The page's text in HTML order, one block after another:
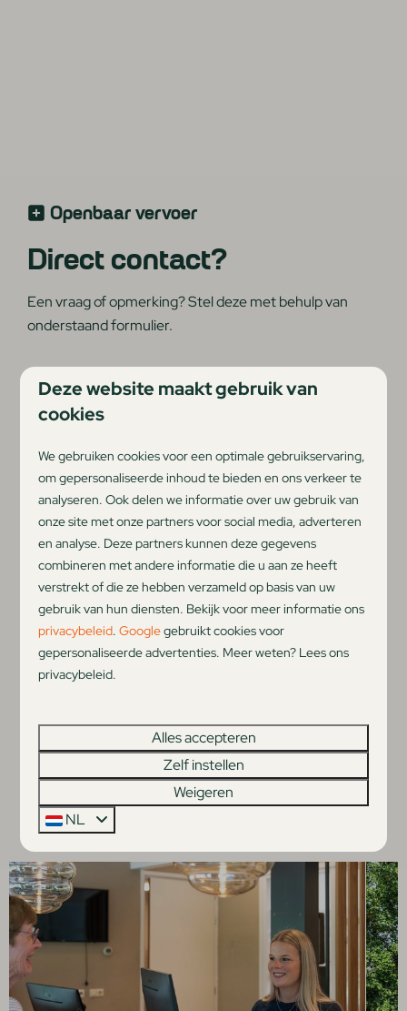
Openbaar vervoer
Direct contact?
Een vraag of opmerking? Stel deze met behulp van
onderstaand formulier.
Aanhef
Achternaam
E-mailadres
Telefoonnummer
Vragen of opmerkingen
Ja, ik wil me aanmelden voor de nieuwsbrief
Bericht versturen
privacybeleiden
toepassing.
Deze website maakt gebruik van
cookies
We gebruiken cookies voor een optimale gebruikservaring,
om gepersonaliseerde inhoud te bieden en ons verkeer te
analyseren. Ook delen we informatie over uw gebruik van
onze site met onze partners voor social media, adverteren
en analyse. Deze partners kunnen deze gegevens
combineren met andere informatie die u aan ze heeft
verstrekt of die ze hebben verzameld op basis van uw
gebruik van hun diensten. Bekijk voor meer informatie ons
privacybeleid.Googlegebruikt cookies voor
gepersonaliseerde advertenties. Meer weten? Lees ons
privacybeleid.
Alles accepteren
Zelf instellen
Weigeren
NL